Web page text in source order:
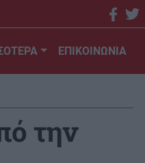
ΕΠΙΚΟΙΝΩΝΙΑ
την